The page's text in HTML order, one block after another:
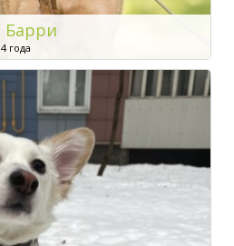
Барри
4 года